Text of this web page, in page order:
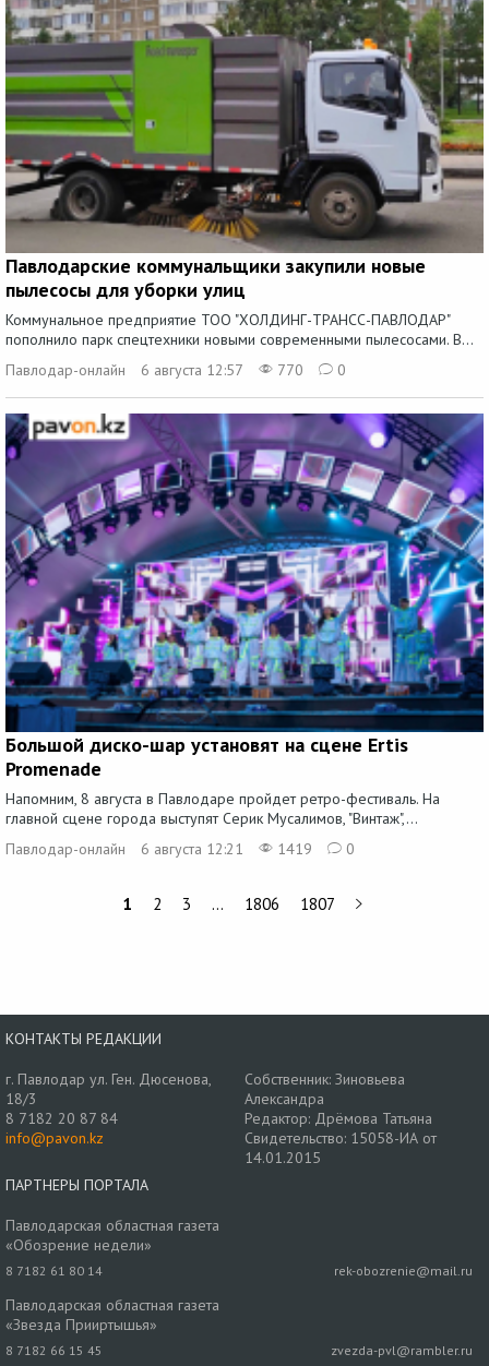
Павлодарские коммунальщики закупили новые
пылесосы для уборки улиц
Коммунальное предприятие ТОО "ХОЛДИНГ-ТРАНСС-ПАВЛОДАР"
пополнило парк спецтехники новыми современными пылесосами. В...
Павлодар-онлайн
6 августа 12:57 770 0
Большой диско-шар установят на сцене Ertis
Promenade
Напомним, 8 августа в Павлодаре пройдет ретро-фестиваль. На
главной сцене города выступят Серик Мусалимов, "Винтаж",...
Павлодар-онлайн
6 августа 12:21 1419 0
1 2 3 … 1806 1807
КОНТАКТЫ РЕДАКЦИИ
г. Павлодар ул. Ген. Дюсенова,
18/3
8 7182 20 87 84
info@pavon.kz
Собственник: Зиновьева
Александра
Редактор: Дрёмова Татьяна
Свидетельство: 15058-ИА от
14.01.2015
ПАРТНЕРЫ ПОРТАЛА
Павлодарская областная газета
«Обозрение недели»
8 7182 61 80 14 rek-obozrenie@mail.ru
Павлодарская областная газета
«Звезда Прииртышья»
8 7182 66 15 45 zvezda-pvl@rambler.ru